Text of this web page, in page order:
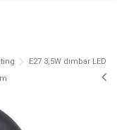
E27 3,5W dimbar LED